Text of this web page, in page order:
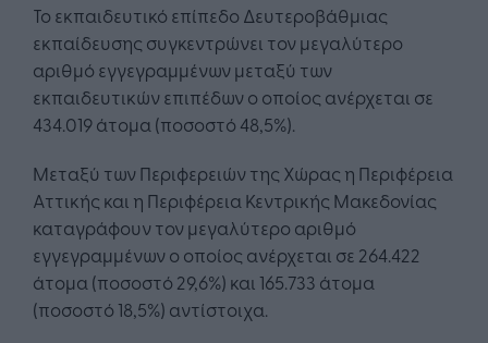
Το εκπαιδευτικό επίπεδο Δευτεροβάθμιας
εκπαίδευσης συγκεντρώνει τον μεγαλύτερο
αριθμό εγγεγραμμένων μεταξύ των
εκπαιδευτικών επιπέδων ο οποίος ανέρχεται σε
434.019 άτομα (ποσοστό 48,5%).
Μεταξύ των Περιφερειών της Χώρας η Περιφέρεια
Αττικής και η Περιφέρεια Κεντρικής Μακεδονίας
καταγράφουν τον μεγαλύτερο αριθμό
εγγεγραμμένων ο οποίος ανέρχεται σε 264.422
άτομα (ποσοστό 29,6%) και 165.733 άτομα
(ποσοστό 18,5%) αντίστοιχα.